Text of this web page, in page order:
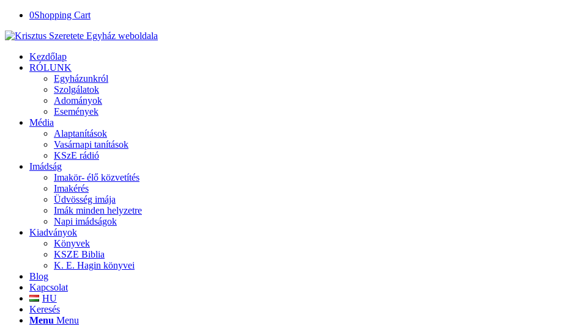
0Shopping Cart
Kezdőlap
RÓLUNK
Egyházunkról
Szolgálatok
Adományok
Események
Média
Alaptanítások
Vasárnapi tanítások
KSzE rádió
Imádság
Imakör- élő közvetítés
Imakérés
Üdvösség imája
Imák minden helyzetre
Napi imádságok
Kiadványok
Könyvek
KSZE Biblia
K. E. Hagin könyvei
Blog
Kapcsolat
HU
Keresés
Menu Menu